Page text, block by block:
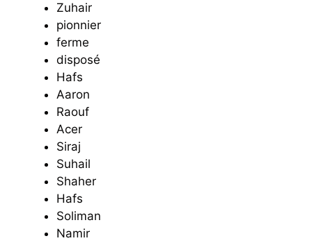
Zuhair
pionnier
ferme
disposé
Hafs
Aaron
Raouf
Acer
Siraj
Suhail
Shaher
Hafs
Soliman
Namir